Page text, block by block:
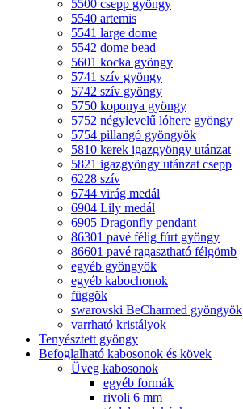
5500 csepp gyöngy
5540 artemis
5541 large dome
5542 dome bead
5601 kocka gyöngy
5741 szív gyöngy
5742 szív gyöngy
5750 koponya gyöngy
5752 négylevelű lóhere gyöngy
5754 pillangó gyöngyök
5810 kerek igazgyöngy utánzat
5821 igazgyöngy utánzat csepp
6228 szív
6744 virág medál
6904 Lily medál
6905 Dragonfly pendant
86301 pavé félig fúrt gyöngy
86601 pavé ragasztható félgömb
egyéb gyöngyök
egyéb kabochonok
függõk
swarovski BeCharmed gyöngyök
varrható kristályok
Tenyésztett gyöngy
Befoglalható kabosonok és kövek
Üveg kabosonok
egyéb formák
rivoli 6 mm